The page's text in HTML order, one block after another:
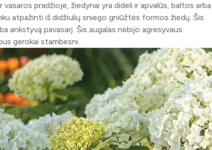
vasaros pradžioje, žiedynai yra dideli ir apvalūs, baltos arba
atpažinti iš didžiulių sniego gniūžtės formos žiedų. Šis
ankstyvą pavasarį. Šis augalas nebijo agresyvaus
gerokai stambesni.